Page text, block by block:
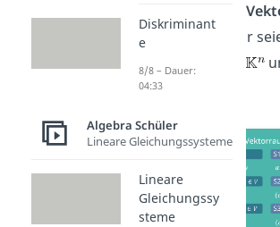
prüfen. Hierfür
Elemente aus
.
Diskriminant
e
8/8 – Dauer:
04:33
Algebra Schüler
Lineare Gleichungssysteme
Lineare
Gleichungssy
steme